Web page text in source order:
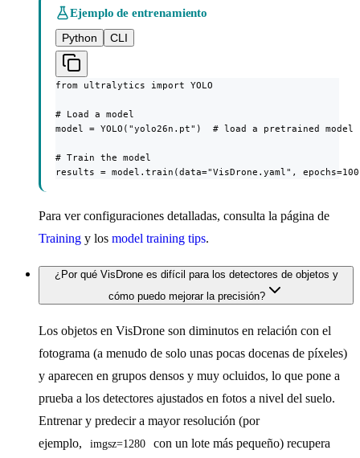
Ejemplo de entrenamiento
Python
CLI
from ultralytics import YOLO
# Load a model
model = YOLO("yolo26n.pt")  # load a pretrained
# Train the model
results = model.train(data="VisDrone.yaml",
Para ver configuraciones detalladas, consulta la página de
Training y los model training tips.
¿Por qué VisDrone es difícil para los detectores de objetos y
cómo puedo mejorar la precisión?
Los objetos en VisDrone son diminutos en relación con el
fotograma (a menudo de solo unas pocas docenas de píxeles)
y aparecen en grupos densos y muy ocluidos, lo que pone a
prueba a los detectores ajustados en fotos a nivel del suelo.
Entrenar y predecir a mayor resolución (por
ejemplo,
imgsz=1280
con un lote más pequeño) recupera